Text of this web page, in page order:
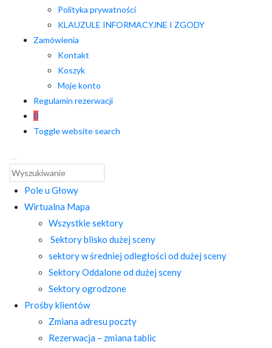
Polityka prywatności
KLAUZULE INFORMACYJNE I ZGODY
Zamówienia
Kontakt
Koszyk
Moje konto
Regulamin rezerwacji
0
Toggle website search
Pole u Głowy
Wirtualna Mapa
Wszystkie sektory
Sektory blisko dużej sceny
sektory w średniej odległości od dużej sceny
Sektory Oddalone od dużej sceny
Sektory ogrodzone
Prośby klientów
Zmiana adresu poczty
Rezerwacja – zmiana tablic